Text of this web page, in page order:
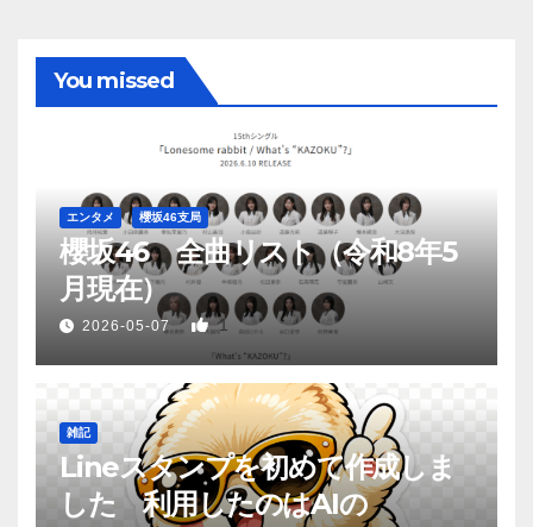
You missed
エンタメ 櫻坂46支局
櫻坂46 全曲リスト（令和8年5
月現在）
2026-05-07 1
雑記
Lineスタンプを初めて作成しま
した 利用したのはAIの